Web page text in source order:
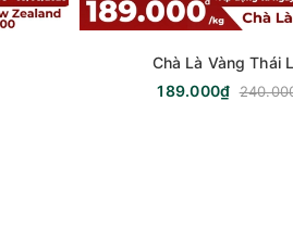
Chà Là Vàng Thái
189.000₫